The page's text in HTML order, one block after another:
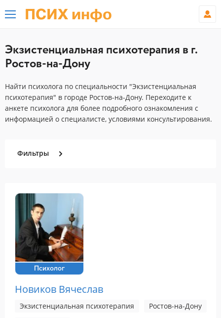
ПСИХ инфо
Экзистенциальная психотерапия в г.
Ростов-на-Дону
Найти психолога по специальности "Экзистенциальная
психотерапия" в городе Ростов-на-Дону. Переходите к
анкете психолога для более подробного ознакомления с
информацией о специалисте, условиями консультирования.
Фильтры
Психолог
Новиков Вячеслав
Экзистенциальная психотерапия
Ростов-на-Дону